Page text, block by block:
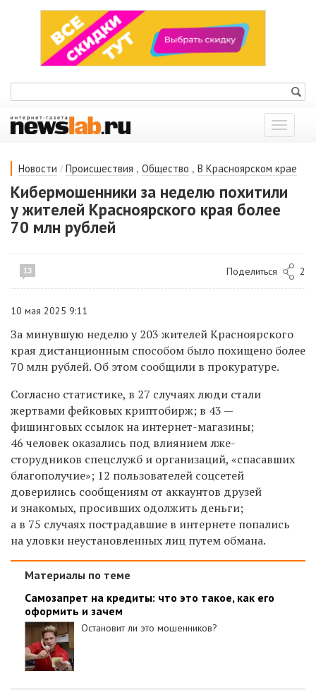
Показать
меню
Новости / Происшествия , Общество , В Красноярском крае
Кибермошенники за неделю похитили
у жителей Красноярского края более
70 млн рублей
13 Поделиться 2
10 мая 2025 9:11
За минувшую неделю у 203 жителей Красноярского
края дистанционным способом было похищено более
70 млн рублей. Об этом сообщили в прокуратуре.
Согласно статистике, в 27 случаях люди стали
жертвами фейковых криптобирж; в 43 —
фишинговых ссылок на интернет-магазины;
46 человек оказались под влиянием лже-
сторудников спецслужб и организаций, «спасавших
благополучие»; 12 пользователей соцсетей
доверились сообщениям от аккаунтов друзей
и знакомых, просивших одолжить деньги;
а в 75 случаях пострадавшие в интернете попались
на уловки неустановленных лиц путем обмана.
Материалы по теме
Самозапрет на кредиты: что это такое, как его
оформить и зачем
Остановит ли это мошенников?